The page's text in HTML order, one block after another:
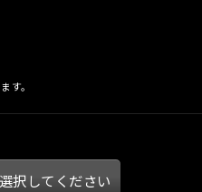
す。
択してください